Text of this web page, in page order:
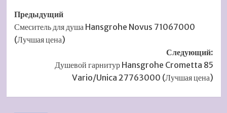
Навигация
записи
Предыдущий
Смеситель для душа Hansgrohe Novus 71067000
(Лучшая цена)
Следующий:
Душевой гарнитур Hansgrohe Crometta 85
Vario/Unica 27763000 (Лучшая цена)